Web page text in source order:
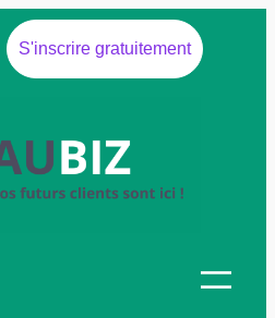
S'inscrire gratuitement